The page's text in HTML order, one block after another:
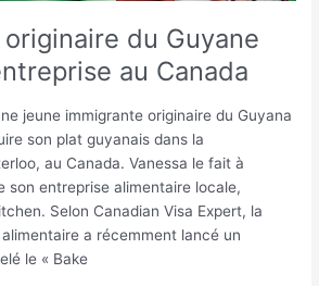
du Guyane
au Canada
jeune immigrante originaire du Guyana
son plat guyanais dans la
au Canada. Vanessa le fait à
son entreprise alimentaire locale,
Selon Canadian Visa Expert, la
a récemment lancé un
le « Bake